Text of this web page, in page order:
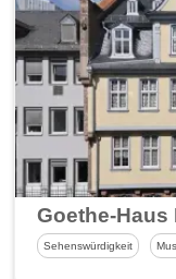
Goethe-Haus
Sehenswürdigkeit